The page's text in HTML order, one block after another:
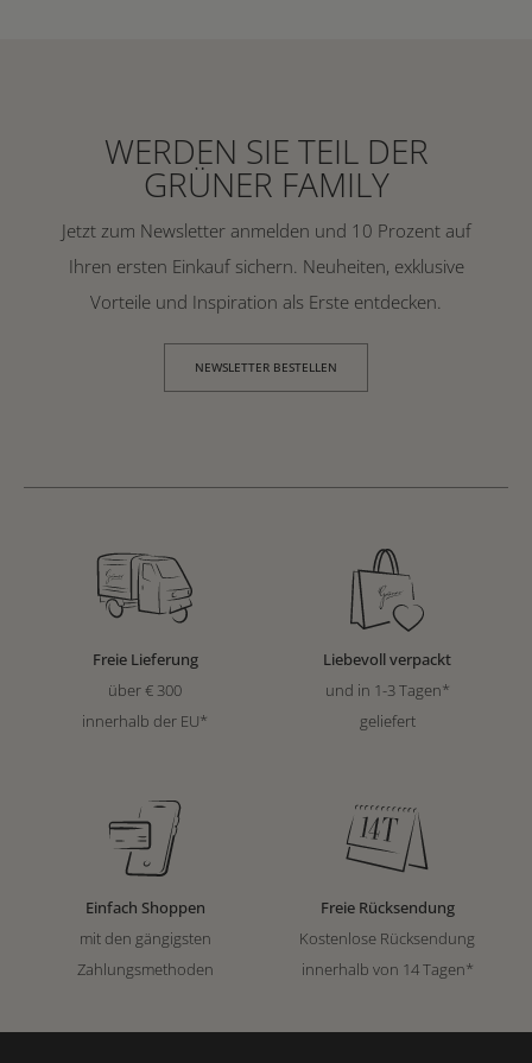
WERDEN SIE TEIL DER
GRÜNER FAMILY
Jetzt zum Newsletter anmelden und 10 Prozent auf
Ihren ersten Einkauf sichern. Neuheiten, exklusive
Vorteile und Inspiration als Erste entdecken.
NEWSLETTER BESTELLEN
Freie Lieferung
über € 300
innerhalb der EU*
Liebevoll verpackt
und in 1-3 Tagen*
geliefert
Einfach Shoppen
mit den gängigsten
Zahlungsmethoden
Freie Rücksendung
Kostenlose Rücksendung
innerhalb von 14 Tagen*